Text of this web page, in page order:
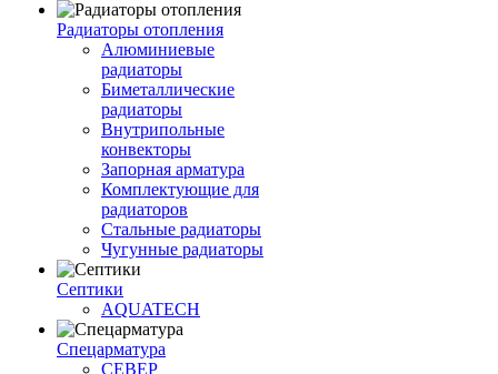
Радиаторы отопления
Алюминиевые
радиаторы
Биметаллические
радиаторы
Внутрипольные
конвекторы
Запорная арматура
Комплектующие для
радиаторов
Стальные радиаторы
Чугунные радиаторы
Септики
AQUATECH
Спецарматура
СЕВЕР